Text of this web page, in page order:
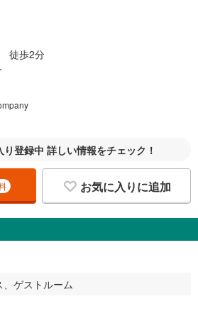
徒歩2分
り登録中 詳しい情報をチェック！
お気に入りに追加
ゲストルーム